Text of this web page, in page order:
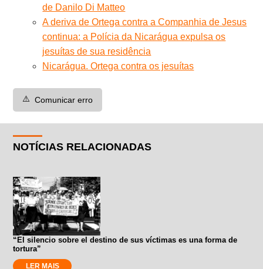
de Danilo Di Matteo
A deriva de Ortega contra a Companhia de Jesus
continua: a Polícia da Nicarágua expulsa os
jesuítas de sua residência
Nicarágua. Ortega contra os jesuítas
⚠️ Comunicar erro
NOTÍCIAS RELACIONADAS
“El silencio sobre el destino de sus víctimas es una forma de
tortura”
LER MAIS